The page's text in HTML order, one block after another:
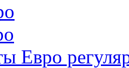
Евро